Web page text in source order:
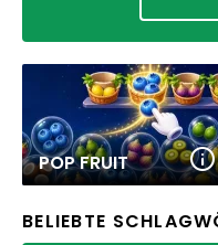
POP FRUIT
BELIEBTE